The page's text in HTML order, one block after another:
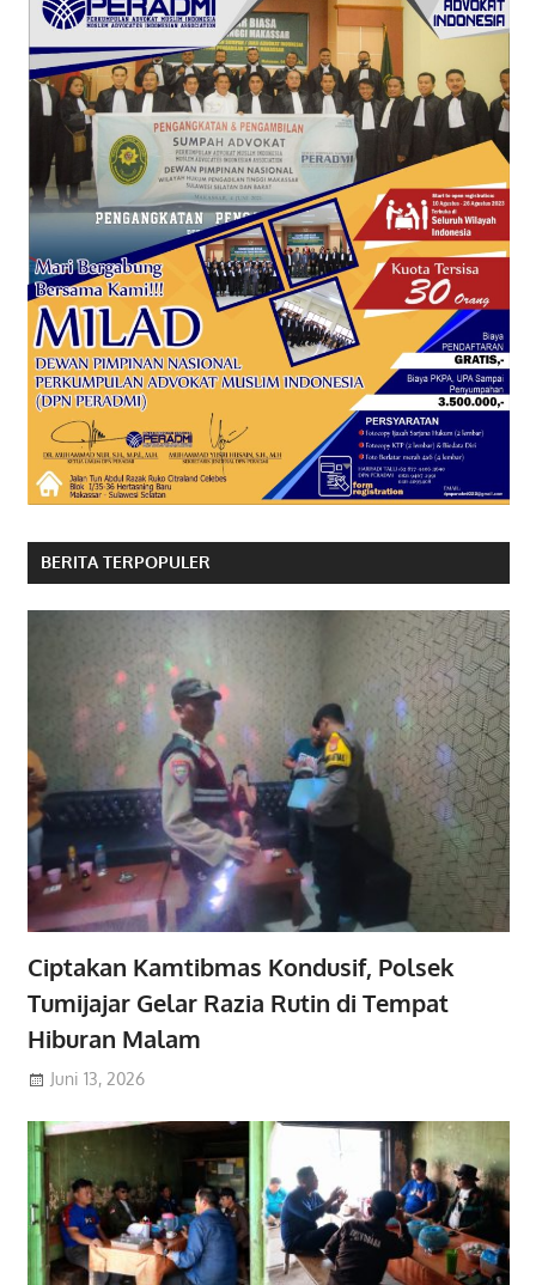
BERITA TERPOPULER
Ciptakan Kamtibmas Kondusif, Polsek
Tumijajar Gelar Razia Rutin di Tempat
Hiburan Malam
Juni 13, 2026